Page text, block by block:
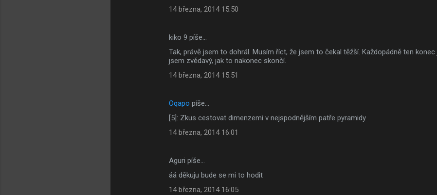
14 března, 2014 15:50
kiko 9 píše…
Tak, právě jsem to dohrál. Musím říct, že jsem to čekal těžší. Každopádně ten
jsem zvědavý, jak to nakonec skončí.
14 března, 2014 15:51
Oqapo píše…
[5]: Zkus cestovat dimenzemi v nejspodnějším patře pyramidy
14 března, 2014 16:01
Aguri píše…
áá děkuju bude se mi to hodit
14 března, 2014 16:05